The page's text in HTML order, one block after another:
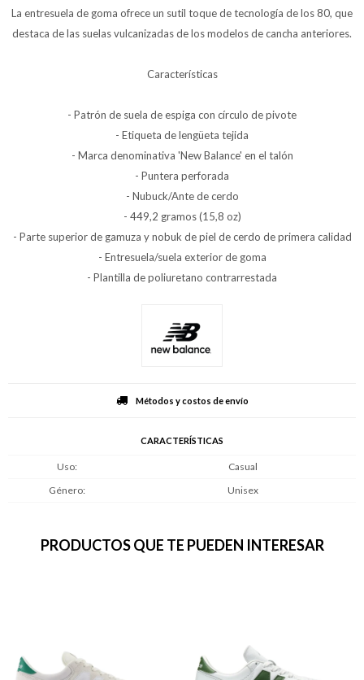
La entresuela de goma ofrece un sutil toque de tecnología de los 80, que
destaca de las suelas vulcanizadas de los modelos de cancha anteriores.
Características
- Patrón de suela de espiga con círculo de pivote
- Etiqueta de lengüeta tejida
- Marca denominativa 'New Balance' en el talón
- Puntera perforada
- Nubuck/Ante de cerdo
- 449,2 gramos (15,8 oz)
- Parte superior de gamuza y nobuk de piel de cerdo de primera calidad
- Entresuela/suela exterior de goma
- Plantilla de poliuretano contrarrestada
Métodos y costos de envío
CARACTERÍSTICAS
Uso
Casual
Género
Unisex
PRODUCTOS QUE TE PUEDEN INTERESAR